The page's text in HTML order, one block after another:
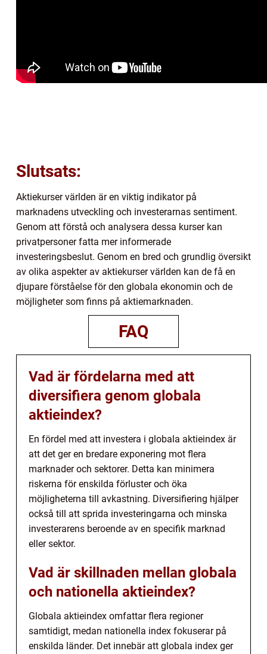
Slutsats:
Aktiekurser världen är en viktig indikator på
marknadens utveckling och investerarnas sentiment.
Genom att förstå och analysera dessa kurser kan
privatpersoner fatta mer informerade
investeringsbeslut. Genom en bred och grundlig översikt
av olika aspekter av aktiekurser världen kan de få en
djupare förståelse för den globala ekonomin och de
möjligheter som finns på aktiemarknaden.
FAQ
Vad är fördelarna med att
diversifiera genom globala
aktieindex?
En fördel med att investera i globala aktieindex är
att det ger en bredare exponering mot flera
marknader och sektorer. Detta kan minimera
riskerna för enskilda förluster och öka
möjligheterna till avkastning. Diversifiering hjälper
också till att sprida investeringarna och minska
investerarens beroende av en specifik marknad
eller sektor.
Vad är skillnaden mellan globala
och nationella aktieindex?
Globala aktieindex omfattar flera regioner
samtidigt, medan nationella index fokuserar på
enskilda länder. Det innebär att globala index ger